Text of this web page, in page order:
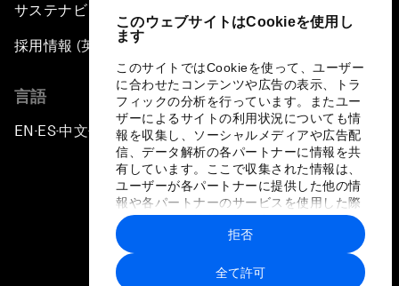
このウェブサイトはCookieを使用し
ます
このサイトではCookieを使って、ユーザー
に合わせたコンテンツや広告の表示、トラ
フィックの分析を行っています。またユー
ザーによるサイトの利用状況についても情
報を収集し、ソーシャルメディアや広告配
信、データ解析の各パートナーに情報を共
有しています。ここで収集された情報は、
ユーザーが各パートナーに提供した他の情
報や各パートナーのサービスを使用した際
に収集された情報と組み合わされ、各パー
トナーによって使用されることがありま
す。
全て許可
拒否
サステナビリティへの取り組み
採用情報 (英語のみ)
言語
EN ▪ES▪中文▪ 日本語
プライバシーポリシーと利用規約